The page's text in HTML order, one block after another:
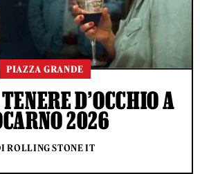
PIAZZA GRANDE
D’OCCHIO A
2026
ROLLING STONE IT